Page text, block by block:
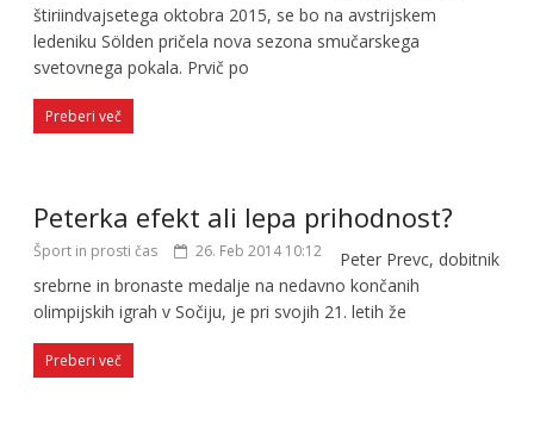
štiriindvajsetega oktobra 2015, se bo na avstrijskem
ledeniku Sölden pričela nova sezona smučarskega
svetovnega pokala. Prvič po
Preberi več
Peterka efekt ali lepa prihodnost?
Šport in prosti čas 26. Feb 2014 10:12
Peter Prevc, dobitnik
srebrne in bronaste medalje na nedavno končanih
olimpijskih igrah v Sočiju, je pri svojih 21. letih že
Preberi več